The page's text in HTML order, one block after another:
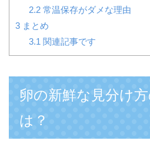
2.2常温保存がダメな理由
3 まとめ
3.1 関連記事です
卵の新鮮な見分け
は？